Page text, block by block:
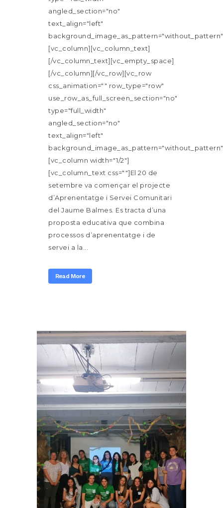
angled_section="no"
text_align="left"
[vc_column][vc_column_text]
[/vc_column_text][vc_empty_space]
[/vc_column][/vc_row][vc_row
css_animation="" row_type="row"
use_row_as_full_screen_section="no"
type="full_width"
angled_section="no"
text_align="left"
[vc_column width="1/2"]
[vc_column_text css=""]El 20 de
setembre va començar el projecte
d’Aprenentatge i Servei Comunitari
del Jaume Balmes. Es tracta d’una
proposta educativa que combina
processos d’aprenentatge i de
servei a la...
Read More